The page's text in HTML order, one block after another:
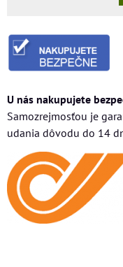
U nás nakupujete
Samozrejmosťou je
udania dôvodu do 14